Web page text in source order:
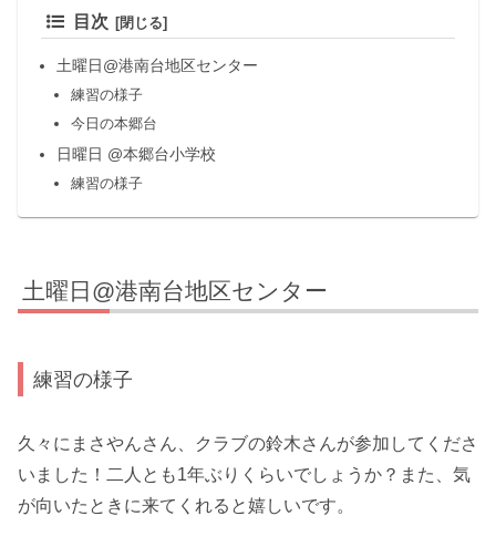
目次
土曜日@港南台地区センター
練習の様子
今日の本郷台
日曜日 @本郷台小学校
練習の様子
土曜日@港南台地区センター
練習の様子
久々にまさやんさん、クラブの鈴木さんが参加してくださ
いました！二人とも1年ぶりくらいでしょうか？また、気
が向いたときに来てくれると嬉しいです。